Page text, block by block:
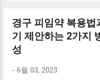
랙. 큐센 멤브레인 무선 키
키보드 구매를 고려하실
다양한 할인 혜택과 빠른
인해보세요. 추가할인 확
도 많고, 가격도 다양해서
경구 피임약 복용
기 제안하는 2가지
성
- 6월 03, 2023